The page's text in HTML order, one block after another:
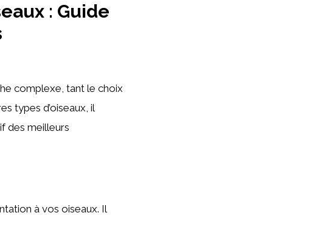
: Guide
complexe, tant le choix
types d’oiseaux, il
des meilleurs
à vos oiseaux. Il